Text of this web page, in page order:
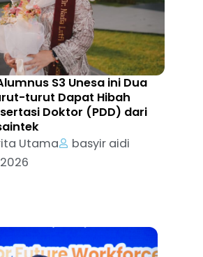
S3 Unesa ini Dua
turut Dapat Hibah
Doktor (PDD) dari
Utama
basyir aidi